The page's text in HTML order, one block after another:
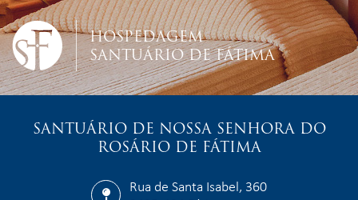
HOSPEDAGEM
SANTUÁRIO DE FÁTIMA
SANTUÁRIO DE NOSSA SENHORA DO
ROSÁRIO DE FÁTIMA
Rua de Santa Isabel, 360